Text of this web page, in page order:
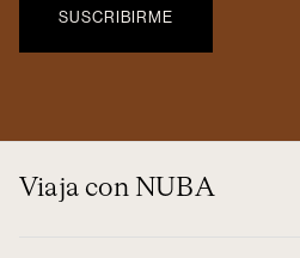
Viaja con NUBA